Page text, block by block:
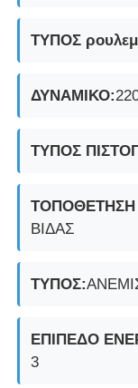
Πυροσβεστικό
αντιεκρηκτικός
Πυροσβεστικά
explosionproof
ΤΥΠΟΣ
ΔΥΝΑΜΙΚΟ:
ΤΥΠΟΣ
ΒΙΔΑΣ
ΤΥΠΟΣ:
ΕΠΙΠΕΔΟ
3